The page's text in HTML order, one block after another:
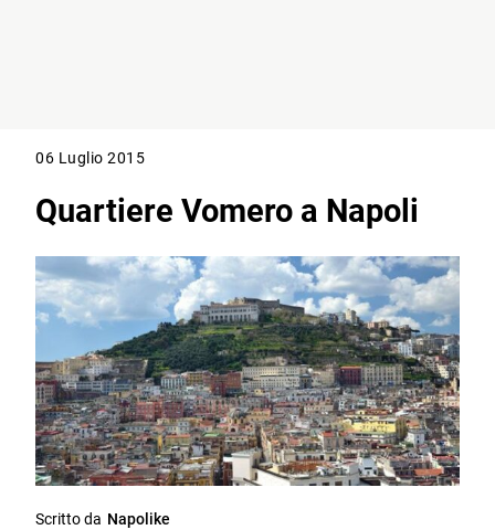
06 Luglio 2015
Quartiere Vomero a Napoli
Scritto da Napolike